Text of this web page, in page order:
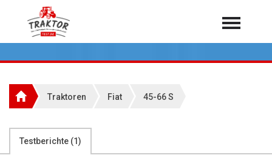
Home
Rundballenpressen
Über 7.000 Testberichte
Traktoren Fiat 45-66 S
Testberichte (1)